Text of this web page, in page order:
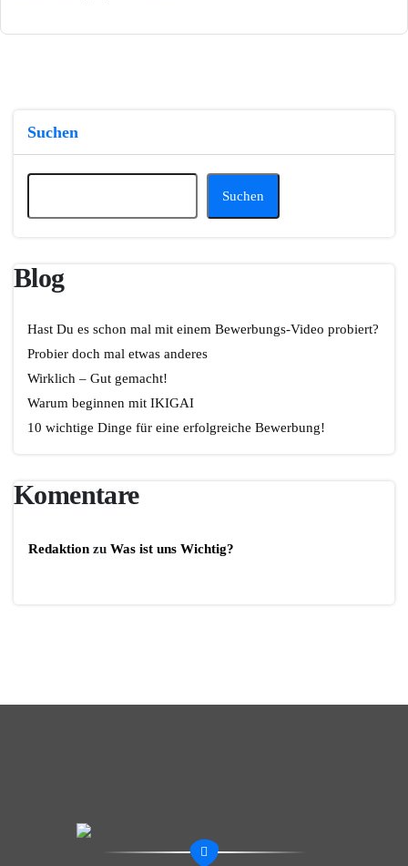
Suchen
Suchen
Blog
Hast Du es schon mal mit einem Bewerbungs-Video probiert?
Probier doch mal etwas anderes
Wirklich – Gut gemacht!
Warum beginnen mit IKIGAI
10 wichtige Dinge für eine erfolgreiche Bewerbung!
Komentare
Redaktion zu Was ist uns Wichtig?